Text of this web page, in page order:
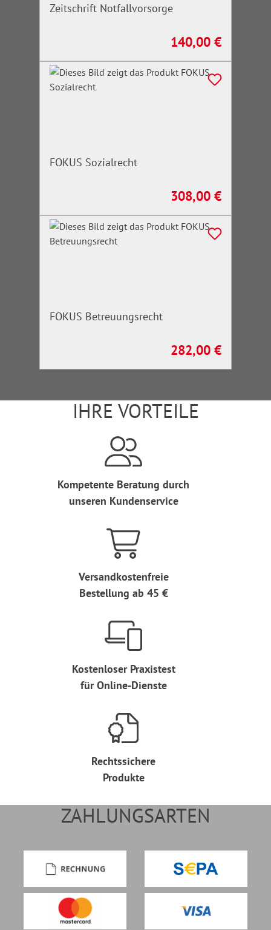
Zeitschrift Notfallvorsorge
Regulärer Preis:
140,00 €
FOKUS Sozialrecht
Regulärer Preis:
308,00 €
FOKUS Betreuungsrecht
Regulärer Preis:
282,00 €
IHRE VORTEILE
Kompetente Beratung durch
unseren Kundenservice
Versandkostenfreie
Bestellung ab 45 €
Kostenloser Praxistest
für Online-Dienste
Rechtssichere
Produkte
ZAHLUNGSARTEN